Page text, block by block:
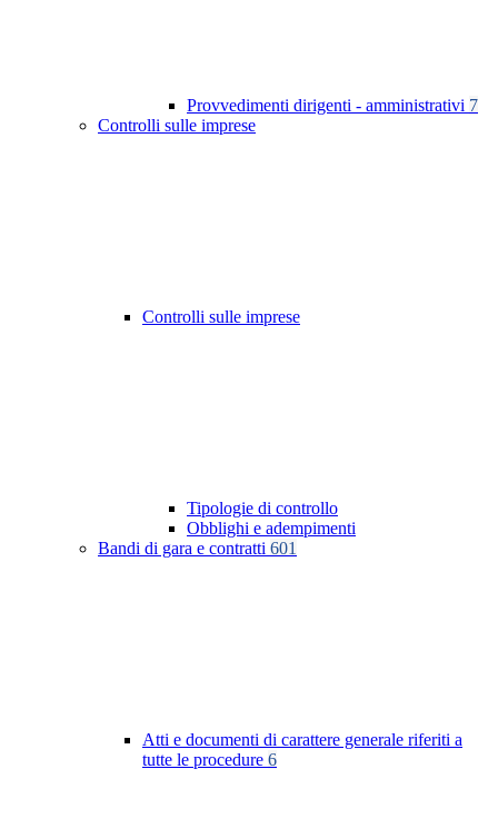
Provvedimenti dirigenti - amministrativi 7
Controlli sulle imprese
Controlli sulle imprese
Tipologie di controllo
Obblighi e adempimenti
Bandi di gara e contratti 601
Atti e documenti di carattere generale riferiti a
tutte le procedure 6